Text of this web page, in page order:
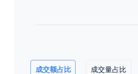
成交额占比 成交量占比